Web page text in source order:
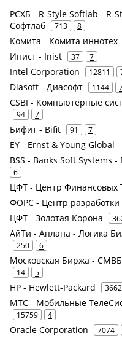
РСХБ - R-Style Softlab - R-
Софтлаб
713 8
Комита - Комита иннотех
Инист - Inist 37 7
Intel Corporation 12811
Diasoft - Диасофт 1144
CSBI - Компьютерные
94 7
Бифит - Bifit 91 7
EY - Ernst & Young Global
BSS - Banks Soft Systems
6
ЦФТ - Центр Финансовых
ФОРС - Центр разработки
ЦФТ - Золотая Корона
АйТи - Аплана - Логика
250 6
Московская Биржа -
14 5
HP - Hewlett-Packard 3662
МТС - Мобильные
15759 4
Oracle Corporation 7074